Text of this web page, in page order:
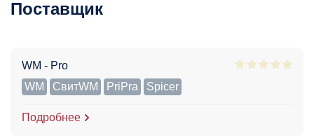
Поставщик
WM - Pro
WM
СвитWM PriPra Spicer
Подробнее